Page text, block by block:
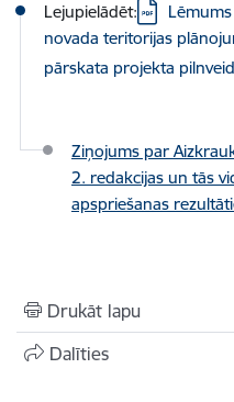
Lejupielādēt:
novada teritorijas
pārskata projekta
Ziņojums par
2. redakcijas un tās
apspriešanas
Drukāt lapu
Dalīties